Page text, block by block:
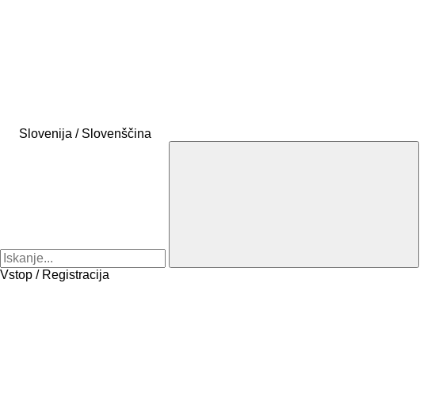
Slovenija / Slovenščina
Vstop / Registracija